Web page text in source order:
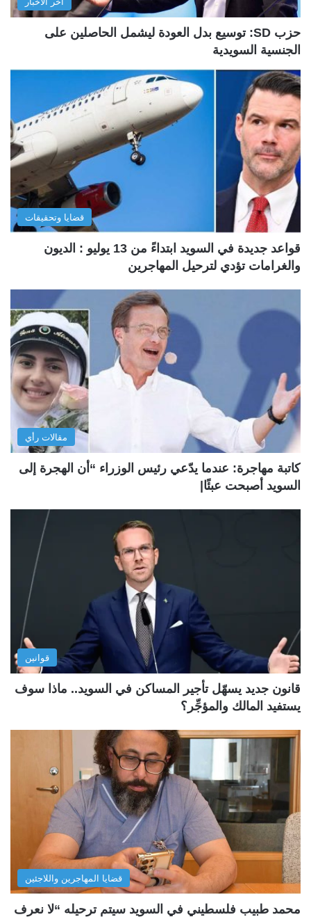
حزب SD: توسيع بدل العودة ليشمل الحاصلين على
الجنسية السويدية
قضايا وتحقيقات
قواعد جديدة في السويد ابتداءً من 13 يوليو : الديون
والغرامات تؤدي لترحيل المهاجرين
مقالات رأي
كاتبة مهاجرة: عندما يدّعي رئيس الوزراء “أن الهجرة إلى
السويد أصبحت عبئًا|
قوانين
قانون جديد يسهّل تأجير المساكن في السويد.. ماذا سوف
يستفيد المالك والمؤجِّر؟
قضايا المهاجرين واللاجئين
محمد طبيب فلسطيني في السويد سيتم ترحيله “لا نعرف